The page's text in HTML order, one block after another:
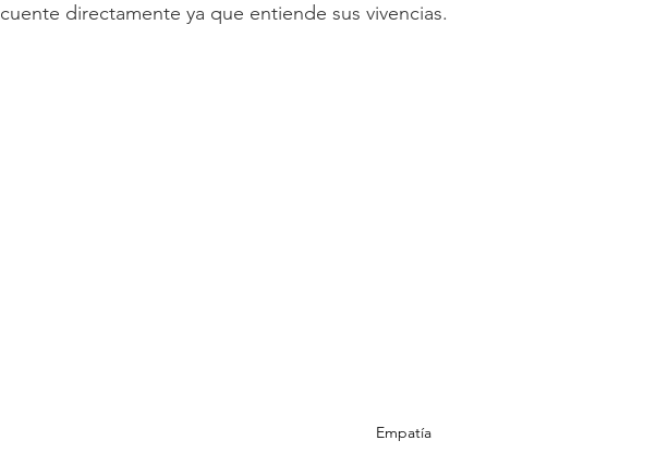
cuente directamente ya que entiende sus vivencias.
Empatía